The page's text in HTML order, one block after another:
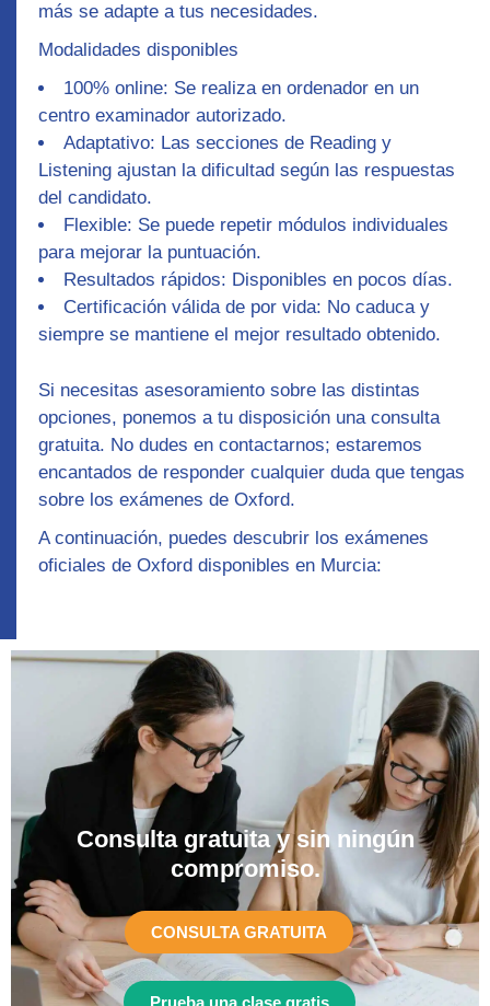
más se adapte a tus necesidades.
Modalidades disponibles
100% online: Se realiza en ordenador en un
centro examinador autorizado.
Adaptativo: Las secciones de Reading y
Listening ajustan la dificultad según las respuestas
del candidato.
Flexible: Se puede repetir módulos individuales
para mejorar la puntuación.
Resultados rápidos: Disponibles en pocos días.
Certificación válida de por vida: No caduca y
siempre se mantiene el mejor resultado obtenido.
Si necesitas asesoramiento sobre las distintas
opciones, ponemos a tu disposición una consulta
gratuita. No dudes en contactarnos; estaremos
encantados de responder cualquier duda que tengas
sobre los exámenes de Oxford.
A continuación, puedes descubrir los exámenes
oficiales de Oxford disponibles en Murcia:
Consulta gratuita y sin ningún
compromiso.​
CONSULTA GRATUITA
Prueba una clase gratis